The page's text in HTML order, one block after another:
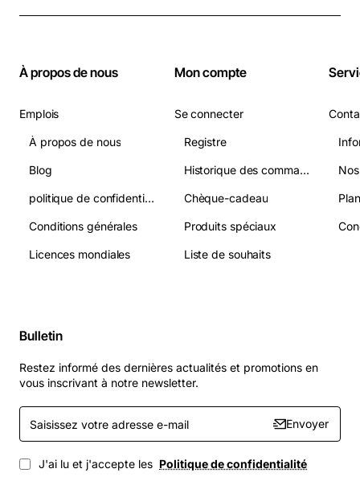
À propos de nous
Emplois
À propos de nous
Blog
politique de confidentialité
Conditions générales
Licences mondiales
Mon compte
Se connecter
Registre
Historique des commandes
Chèque-cadeau
Produits spéciaux
Liste de souhaits
Bulletin
Restez informé des dernières actualités et promotions en
vous inscrivant à notre newsletter.
Saisissez
votre
adresse
e-
mail
Envoyer
J'ai lu et j'accepte les Politique de confidentialité